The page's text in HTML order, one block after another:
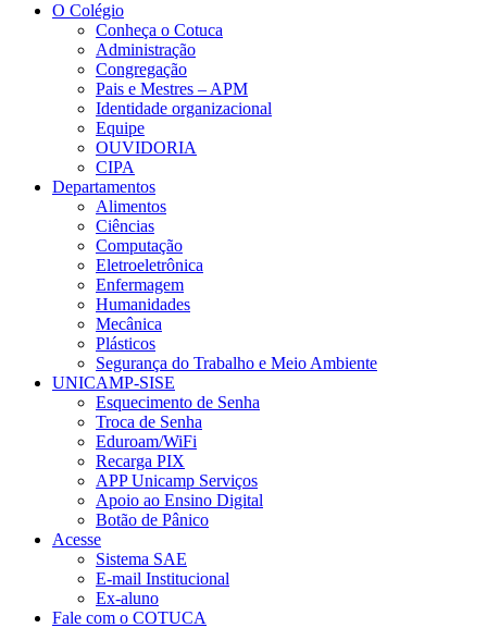
O Colégio
Conheça o Cotuca
Administração
Congregação
Pais e Mestres – APM
Identidade organizacional
Equipe
OUVIDORIA
CIPA
Departamentos
Alimentos
Ciências
Computação
Eletroeletrônica
Enfermagem
Humanidades
Mecânica
Plásticos
Segurança do Trabalho e Meio Ambiente
UNICAMP-SISE
Esquecimento de Senha
Troca de Senha
Eduroam/WiFi
Recarga PIX
APP Unicamp Serviços
Apoio ao Ensino Digital
Botão de Pânico
Acesse
Sistema SAE
E-mail Institucional
Ex-aluno
Fale com o COTUCA